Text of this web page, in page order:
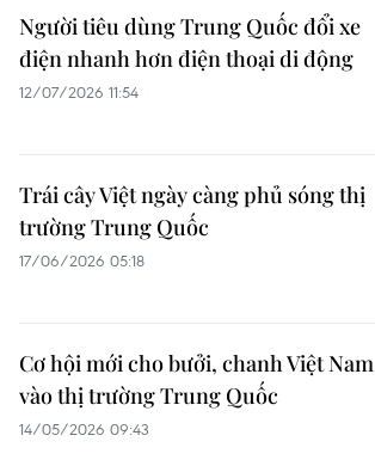
Người tiêu dùng Trung Quốc đổi xe
điện nhanh hơn điện thoại di động
12/07/2026 11:54
Trái cây Việt ngày càng phủ sóng thị
trường Trung Quốc
17/06/2026 05:18
Cơ hội mới cho bưởi, chanh Việt Nam
vào thị trường Trung Quốc
14/05/2026 09:43